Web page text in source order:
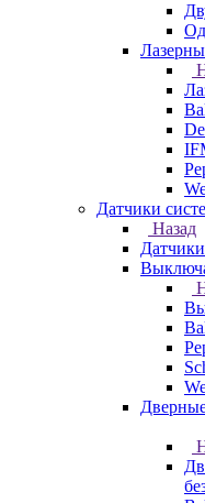
Датчики
Назад